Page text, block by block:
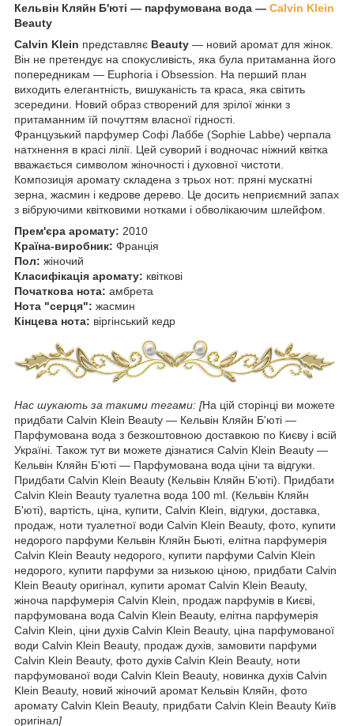
Кельвін Кляйн Б'юті ― парфумована вода ― Calvin Klein
Beauty
Calvin Klein представляє Beauty — новий аромат для жінок.
Він не претендує на спокусливість, яка була притаманна його
попередникам — Euphoria і Obsession. На перший план
виходить елегантність, вишуканість та краса, яка світить
зсередини. Новий образ створений для зрілої жінки з
притаманним їй почуттям власної гідності.
Французький парфумер Софі Лаббе (Sophie Labbe) черпала
натхнення в красі лілії. Цей суворий і водночас ніжний квітка
вважається символом жіночності і духовної чистоти.
Композиція аромату складена з трьох нот: пряні мускатні
зерна, жасмин і кедрове дерево. Це досить неприємний запах
з вібруючими квітковими нотками і обволікаючим шлейфом.
Прем'єра аромату: 2010
Країна-виробник: Франція
Пол: жіночий
Класифікація аромату: квіткові
Початкова нота: амбрета
Нота "серця": жасмин
Кінцева нота: віргінський кедр
Нас шукають за такими тегами: [На цій сторінці ви можете
придбати Calvin Klein Beauty ― Кельвін Кляйн Б'юті ―
Парфумована вода з безкоштовною доставкою по Києву і всій
Україні. Також тут ви можете дізнатися Calvin Klein Beauty ―
Кельвін Кляйн Б'юті ― Парфумована вода ціни та відгуки.
Придбати Calvin Klein Beauty (Кельвін Кляйн Б'юті). Придбати
Calvin Klein Beauty туалетна вода 100 ml. (Кельвін Кляйн
Б'юті), вартість, ціна, купити, Calvin Klein, відгуки, доставка,
продаж, ноти туалетної води Calvin Klein Beauty, фото, купити
недорого парфуми Кельвін Кляйн Бьюті, елітна парфумерія
Calvin Klein Beauty недорого, купити парфуми Calvin Klein
недорого, купити парфуми за низькою ціною, придбати Calvin
Klein Beauty оригінал, купити аромат Calvin Klein Beauty,
жіноча парфумерія Calvin Klein, продаж парфумів в Києві,
парфумована вода Calvin Klein Beauty, елітна парфумерія
Calvin Klein, ціни духів Calvin Klein Beauty, ціна парфумованої
води Calvin Klein Beauty, продаж духів, замовити парфуми
Calvin Klein Beauty, фото духів Calvin Klein Beauty, ноти
парфумованої води Calvin Klein Beauty, новинка духів Calvin
Klein Beauty, новий жіночий аромат Кельвін Кляйн, фото
аромату Calvin Klein Beauty, придбати Calvin Klein Beauty Київ
оригінал]